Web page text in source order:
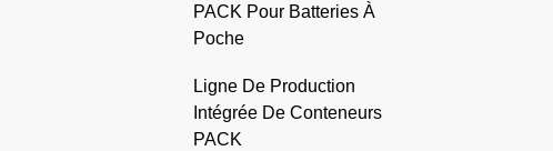
PACK Pour Batteries À
Poche
Ligne De Production
Intégrée De Conteneurs
PACK